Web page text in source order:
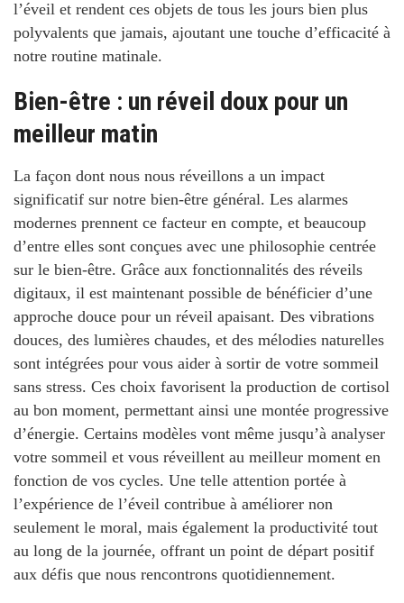
l’éveil et rendent ces objets de tous les jours bien plus
polyvalents que jamais, ajoutant une touche d’efficacité à
notre routine matinale.
Bien-être : un réveil doux pour un
meilleur matin
La façon dont nous nous réveillons a un impact
significatif sur notre bien-être général. Les alarmes
modernes prennent ce facteur en compte, et beaucoup
d’entre elles sont conçues avec une philosophie centrée
sur le bien-être. Grâce aux fonctionnalités des réveils
digitaux, il est maintenant possible de bénéficier d’une
approche douce pour un réveil apaisant. Des vibrations
douces, des lumières chaudes, et des mélodies naturelles
sont intégrées pour vous aider à sortir de votre sommeil
sans stress. Ces choix favorisent la production de cortisol
au bon moment, permettant ainsi une montée progressive
d’énergie. Certains modèles vont même jusqu’à analyser
votre sommeil et vous réveillent au meilleur moment en
fonction de vos cycles. Une telle attention portée à
l’expérience de l’éveil contribue à améliorer non
seulement le moral, mais également la productivité tout
au long de la journée, offrant un point de départ positif
aux défis que nous rencontrons quotidiennement.